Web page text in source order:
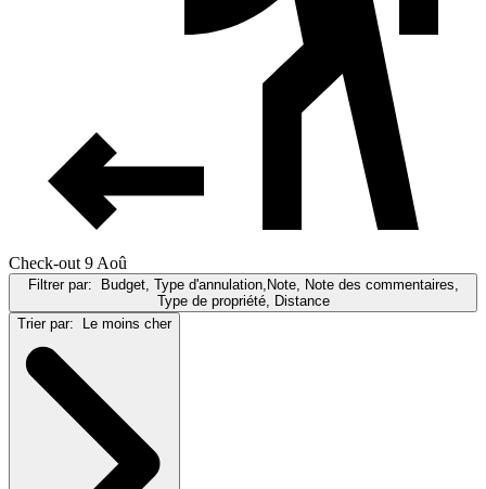
Check-out 9 Aoû
Filtrer par:
Budget, Type d'annulation,Note, Note des commentaires,
Type de propriété, Distance
Trier par:
Le moins cher